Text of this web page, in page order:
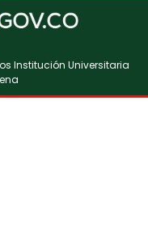
Institución Universitaria